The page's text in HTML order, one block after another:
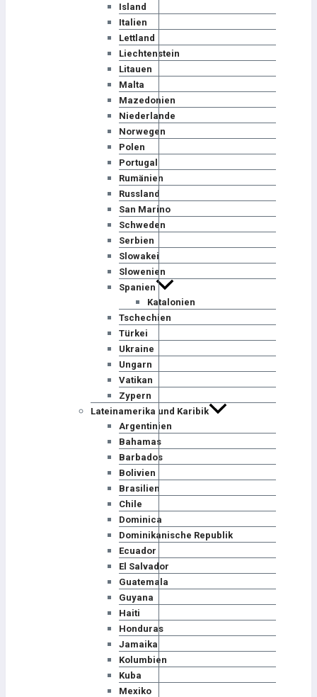
Island
Italien
Lettland
Liechtenstein
Litauen
Malta
Mazedonien
Niederlande
Norwegen
Polen
Portugal
Rumänien
Russland
San Marino
Schweden
Serbien
Slowakei
Slowenien
Spanien
Katalonien
Tschechien
Türkei
Ukraine
Ungarn
Vatikan
Zypern
Lateinamerika und Karibik
Argentinien
Bahamas
Barbados
Bolivien
Brasilien
Chile
Dominica
Dominikanische Republik
Ecuador
El Salvador
Guatemala
Guyana
Haiti
Honduras
Jamaika
Kolumbien
Kuba
Mexiko